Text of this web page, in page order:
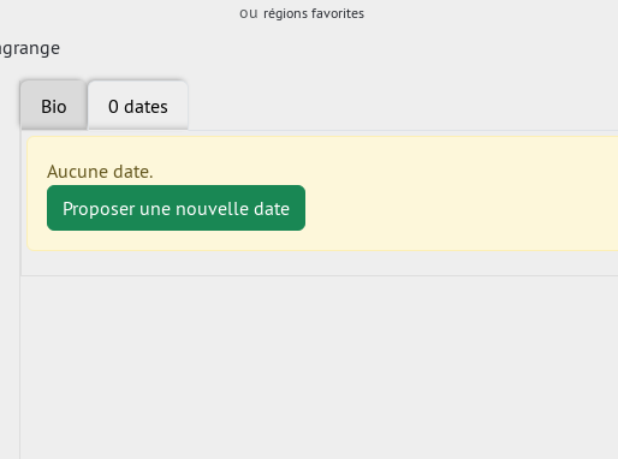
ou régions favorites
Bio 0 dates
Aucune date.
Proposer une nouvelle date